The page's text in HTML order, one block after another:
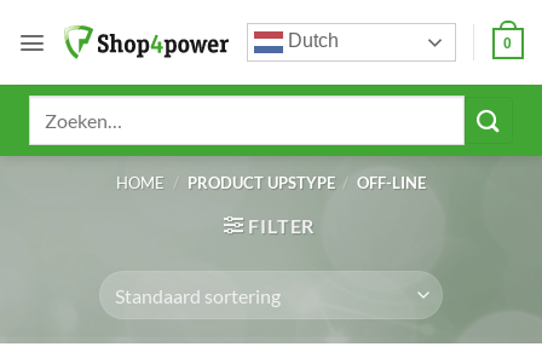
naar
Dutch 0
HOME / PRODUCT UPSTYPE / OFF-LINE
FILTER